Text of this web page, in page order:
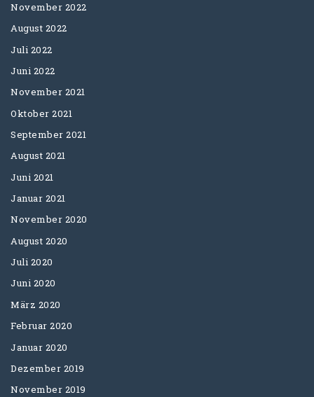
November 2022
August 2022
Juli 2022
Juni 2022
November 2021
Oktober 2021
September 2021
August 2021
Juni 2021
Januar 2021
November 2020
August 2020
Juli 2020
Juni 2020
März 2020
Februar 2020
Januar 2020
Dezember 2019
November 2019